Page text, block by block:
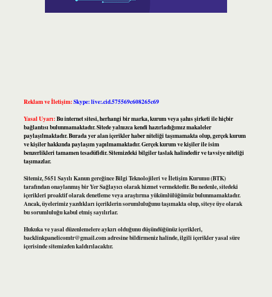
Reklam ve İletişim:Skype: live:.cid.575569c608265c69
Yasal Uyarı:Bu internet sitesi, herhangi bir marka, kurum veya şahıs şirketi ile hiçbir
bağlantısı bulunmamaktadır. Sitede yalnızca kendi hazırladığımız makaleler
paylaşılmaktadır. Burada yer alan içerikler haber niteliği taşımamakta olup, gerçek kurum
ve kişiler hakkında paylaşım yapılmamaktadır. Gerçek kurum ve kişiler ile isim
benzerlikleri tamamen tesadüfidir. Sitemizdeki bilgiler taslak halindedir ve tavsiye niteliği
taşımazlar.
Sitemiz, 5651 Sayılı Kanun gereğince Bilgi Teknolojileri ve İletişim Kurumu (BTK)
tarafından onaylanmış bir Yer Sağlayıcı olarak hizmet vermektedir. Bu nedenle, sitedeki
içerikleri proaktif olarak denetleme veya araştırma yükümlülüğümüz bulunmamaktadır.
Ancak, üyelerimiz yazdıkları içeriklerin sorumluluğunu taşımakta olup, siteye üye olarak
bu sorumluluğu kabul etmiş sayılırlar.
Hukuka ve yasal düzenlemelere aykırı olduğunu düşündüğünüz içerikleri,
backlinkpanelicomtr@gmail.comadresine bildirmeniz halinde, ilgili içerikler yasal süre
içerisinde sitemizden kaldırılacaktır.